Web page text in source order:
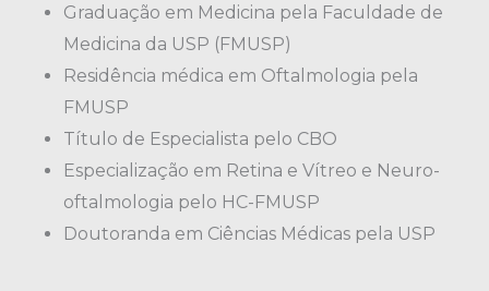
Graduação em Medicina pela Faculdade de
Medicina da USP (FMUSP)
Residência médica em Oftalmologia pela
FMUSP
Título de Especialista pelo CBO
Especialização em Retina e Vítreo e Neuro-
oftalmologia pelo HC-FMUSP
Doutoranda em Ciências Médicas pela USP